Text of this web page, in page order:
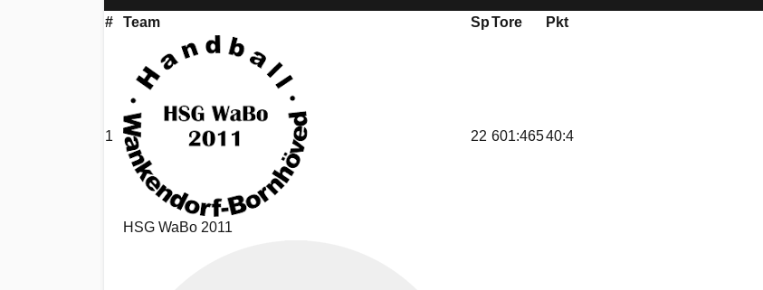
# Team SpTore Pkt
1
HSG WaBo 2011
22 601:46540:4